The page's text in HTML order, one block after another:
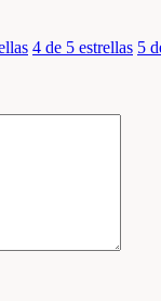
4 de 5 estrellas 5